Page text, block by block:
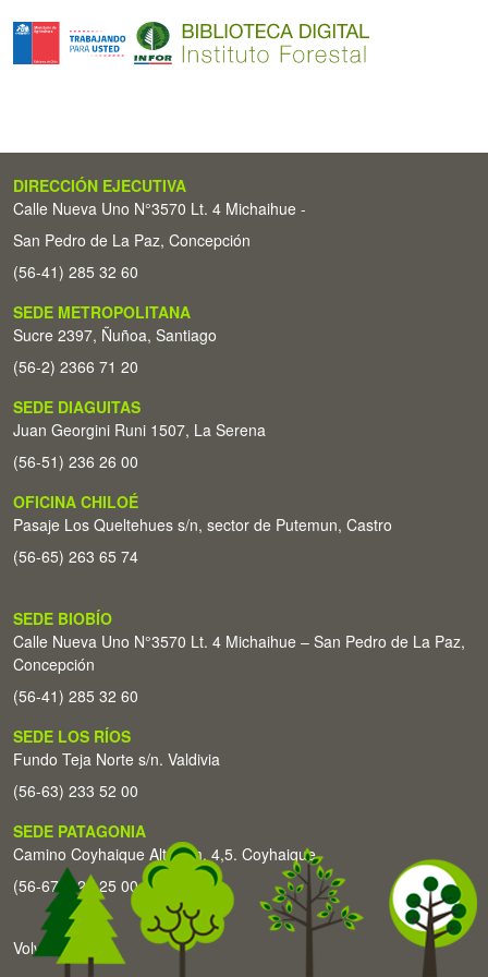
DIRECCIÓN EJECUTIVA
Calle Nueva Uno N°3570 Lt. 4 Michaihue -
San Pedro de La Paz, Concepción
(56-41) 285 32 60
SEDE METROPOLITANA
Sucre 2397, Ñuñoa, Santiago
(56-2) 2366 71 20
SEDE DIAGUITAS
Juan Georgini Runi 1507, La Serena
(56-51) 236 26 00
OFICINA CHILOÉ
Pasaje Los Queltehues s/n, sector de Putemun, Castro
(56-65) 263 65 74
SEDE BIOBÍO
Calle Nueva Uno N°3570 Lt. 4 Michaihue – San Pedro de La Paz,
Concepción
(56-41) 285 32 60
SEDE LOS RÍOS
Fundo Teja Norte s/n. Valdivia
(56-63) 233 52 00
SEDE PATAGONIA
Camino Coyhaique Alto Km. 4,5. Coyhaique
(56-67) 226 25 00
Volver arriba